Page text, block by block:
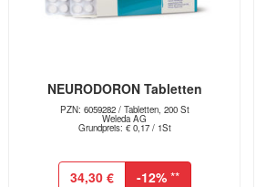
NEURODORON Tabletten
PZN: 6059282 / Tabletten, 200 St
Weleda AG
Grundpreis: € 0,17 / 1St
34,30 € -12%**